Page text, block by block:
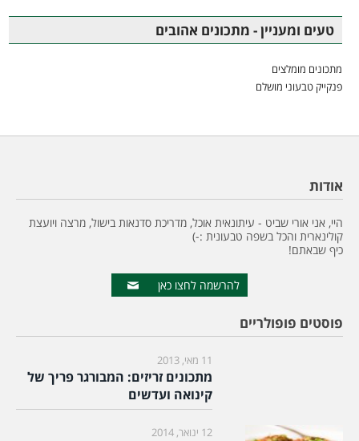
טעים ומעניין - מתכונים אהובים
מתכונים מומלצים
פנקייק טבעוני מושלם
אודות
היי, אני אורי שביט - עיתונאית אוכל, מדריכת סדנאות בישול, מרצה ויועצת
קולינארית והכל בשפה טבעונית :-)
כיף שבאתם!
להרשמה לחצו כאן
פוסטים פופולריים
11 מאי, 2013
מתכונים זריזים: המבורגר פריך של
קינואה ועדשים
12 ינואר, 2014